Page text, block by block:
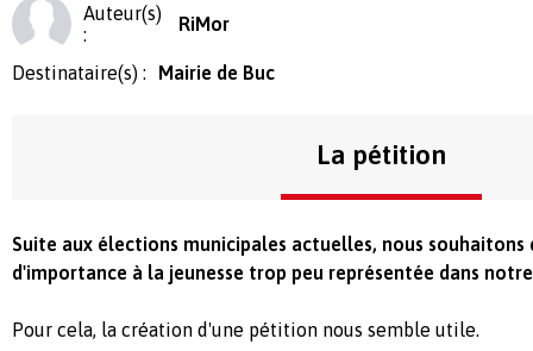
Auteur(s)
:
RiMor
Destinataire(s) : Mairie de Buc
La pétition
Suite aux élections municipales actuelles, nous souhaitons
d'importance à la jeunesse trop peu représentée dans
Pour cela, la création d'une pétition nous semble utile.